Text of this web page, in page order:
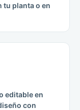
tu planta o en
editable en
con